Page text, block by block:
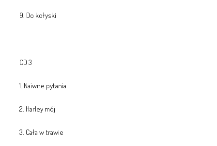
9. Do kołyski
CD 3
1. Naiwne pytania
2. Harley mój
3. Cała w trawie